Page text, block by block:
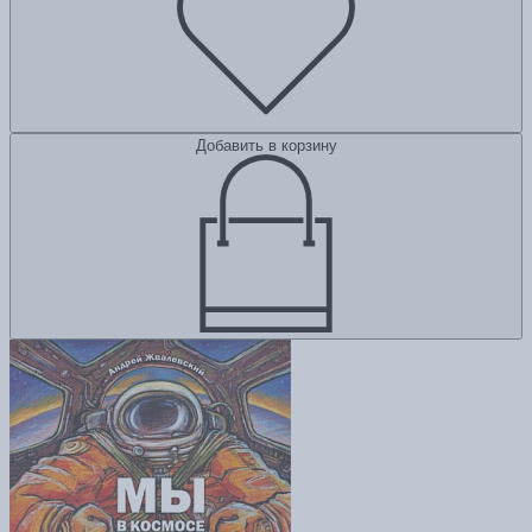
Добавить в корзину